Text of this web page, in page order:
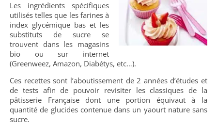
Les ingrédients spécifiques
utilisés telles que les farines à
index glycémique bas et les
substituts de sucre se
trouvent dans les magasins
bio ou sur internet
(Greenweez, Amazon, Diabétys, etc…).
Ces recettes sont l’aboutissement de 2 années d’études et
de tests afin de pouvoir revisiter les classiques de la
pâtisserie Française dont une portion équivaut à la
quantité de glucides contenue dans un yaourt nature sans
sucre.